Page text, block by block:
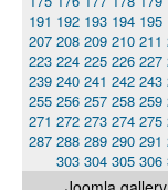
191 192 193 194 195
207 208 209 210 211
223 224 225 226 227
239 240 241 242 243
255 256 257 258 259
271 272 273 274 275
287 288 289 290 291
303 304 305 306